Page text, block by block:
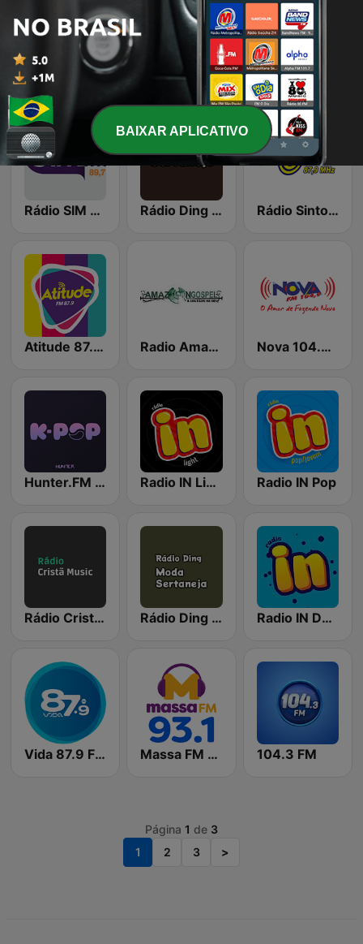
Rádio Novo Tempo - Nova Venécia Radio Jesus Liberta
Rádio SIM FM - São Domingos Rádio Ding - Sertanejo Rádio Sintonia 87.9 FM
Atitude 87.9 FM Radio Amazon Gospel Nova 104.9 FM
Hunter.FM - K-pop Radio IN Light Radio IN Pop
Rádio Cristã Music Rádio Ding - Moda Sertaneja Radio IN Dance
Vida 87.9 FM Massa FM Guarapari 104.3 FM
Página 1 de 3
1
2 3 >
BAIXAR APLICATIVO